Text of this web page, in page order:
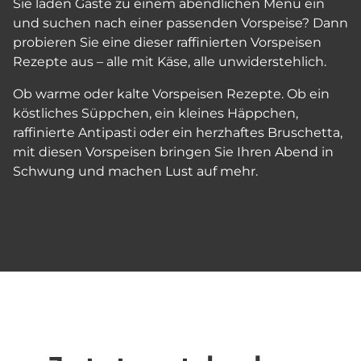
Sie laden Gäste zu einem abendlichen Menü ein
und suchen nach einer passenden Vorspeise? Dann
probieren Sie eine dieser raffinierten Vorspeisen
Rezepte aus – alle mit Käse, alle unwiderstehlich.
Ob warme oder kalte Vorspeisen Rezepte. Ob ein
köstliches Süppchen, ein kleines Häppchen,
raffinierte Antipasti oder ein herzhaftes Bruschetta,
mit diesen Vorspeisen bringen Sie Ihren Abend in
Schwung und machen Lust auf mehr.